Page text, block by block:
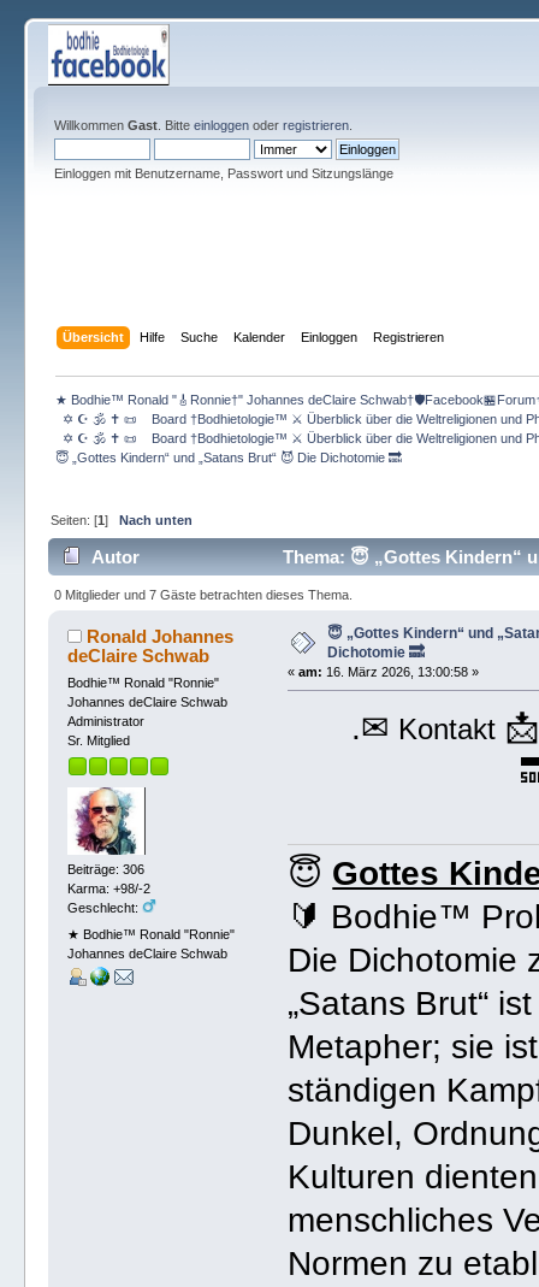
Willkommen Gast. Bitte einloggenoder registrieren.
Einloggen mit Benutzername, Passwort und Sitzungslänge
Übersicht Hilfe Suche Kalender Einloggen Registrieren
★ Bodhie™ Ronald "🎸Ronnie†" Johannes deClaire
✡️ ☪️ 🕉️ ✝️ 📜    Board †Bodhietologie™ ⚔ Überblick über die Weltreligionen und
✡️ ☪️ 🕉️ ✝️ 📜    Board †Bodhietologie™ ⚔ Überblick über die Weltreligionen und
😇 „Gottes Kindern“ und „Satans Brut“ 😈 Die Dichotomie 🔜
Seiten: [1] Nach unten
Autor Thema: 😇 „Gottes Kindern“
0 Mitglieder und 7 Gäste betrachten dieses Thema.
Ronald Johannes
deClaire Schwab
Bodhie™ Ronald "Ronnie"
Johannes deClaire Schwab
Administrator
Sr. Mitglied
Beiträge: 306
Karma: +98/-2
Geschlecht:
★ Bodhie™ Ronald "Ronnie"
Johannes deClaire Schwab
😇 „Gottes Kindern“ und
Dichotomie 🔜
«am: 16. März 2026, 13:00:58 »
.✉ Kontakt
😇 Gottes
🔰 Bodhie™
Die Dichotomie
„Satans Brut“
Metapher; sie
ständigen
Dunkel,
Kulturen
menschliches
Normen zu